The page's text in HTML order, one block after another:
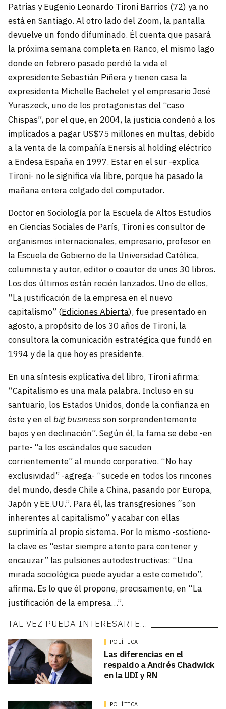
Patrias y Eugenio Leonardo Tironi Barrios (72) ya no
está en Santiago. Al otro lado del Zoom, la pantalla
devuelve un fondo difuminado. Él cuenta que pasará
la próxima semana completa en Ranco, el mismo lago
donde en febrero pasado perdió la vida el
expresidente Sebastián Piñera y tienen casa la
expresidenta Michelle Bachelet y el empresario José
Yuraszeck, uno de los protagonistas del “caso
Chispas”, por el que, en 2004, la justicia condenó a los
implicados a pagar US$75 millones en multas, debido
a la venta de la compañía Enersis al holding eléctrico
a Endesa España en 1997. Estar en el sur -explica
Tironi- no le significa vía libre, porque ha pasado la
mañana entera colgado del computador.
Doctor en Sociología por la Escuela de Altos Estudios
en Ciencias Sociales de París, Tironi es consultor de
organismos internacionales, empresario, profesor en
la Escuela de Gobierno de la Universidad Católica,
columnista y autor, editor o coautor de unos 30 libros.
Los dos últimos están recién lanzados. Uno de ellos,
“La justificación de la empresa en el nuevo
capitalismo” (Ediciones Abierta), fue presentado en
agosto, a propósito de los 30 años de Tironi, la
consultora la comunicación estratégica que fundó en
1994 y de la que hoy es presidente.
En una síntesis explicativa del libro, Tironi afirma:
“Capitalismo es una mala palabra. Incluso en su
santuario, los Estados Unidos, donde la confianza en
éste y en elbig businessson sorprendentemente
bajos y en declinación”. Según él, la fama se debe -en
parte- “a los escándalos que sacuden
corrientemente” al mundo corporativo. “No hay
exclusividad” -agrega- “sucede en todos los rincones
del mundo, desde Chile a China, pasando por Europa,
Japón y EE.UU.”. Para él, las transgresiones “son
inherentes al capitalismo” y acabar con ellas
suprimiría al propio sistema. Por lo mismo -sostiene-
la clave es “estar siempre atento para contener y
encauzar” las pulsiones autodestructivas: “Una
mirada sociológica puede ayudar a este cometido”,
afirma. Es lo que él propone, precisamente, en “La
justificación de la empresa…”.
TAL VEZ PUEDA INTERESARTE…
POLÍTICA
Las diferencias en el
respaldo a Andrés Chadwick
en la UDI y RN
POLÍTICA